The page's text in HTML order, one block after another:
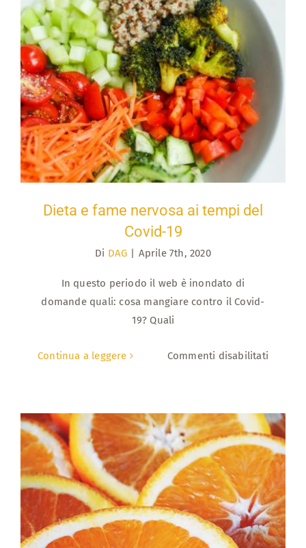
Dieta e fame nervosa ai tempi del Covid-
19
Dieta e fame nervosa ai tempi del
Covid-19
Di DAG | Aprile 7th, 2020
In questo periodo il web è inondato di
domande quali: cosa mangiare contro il Covid-
19? Quali
Continua a leggere Commenti disabilitati
fame
nervosa
ai
tempi
del
Covid-
19
Vitamina C: perché è così importante?